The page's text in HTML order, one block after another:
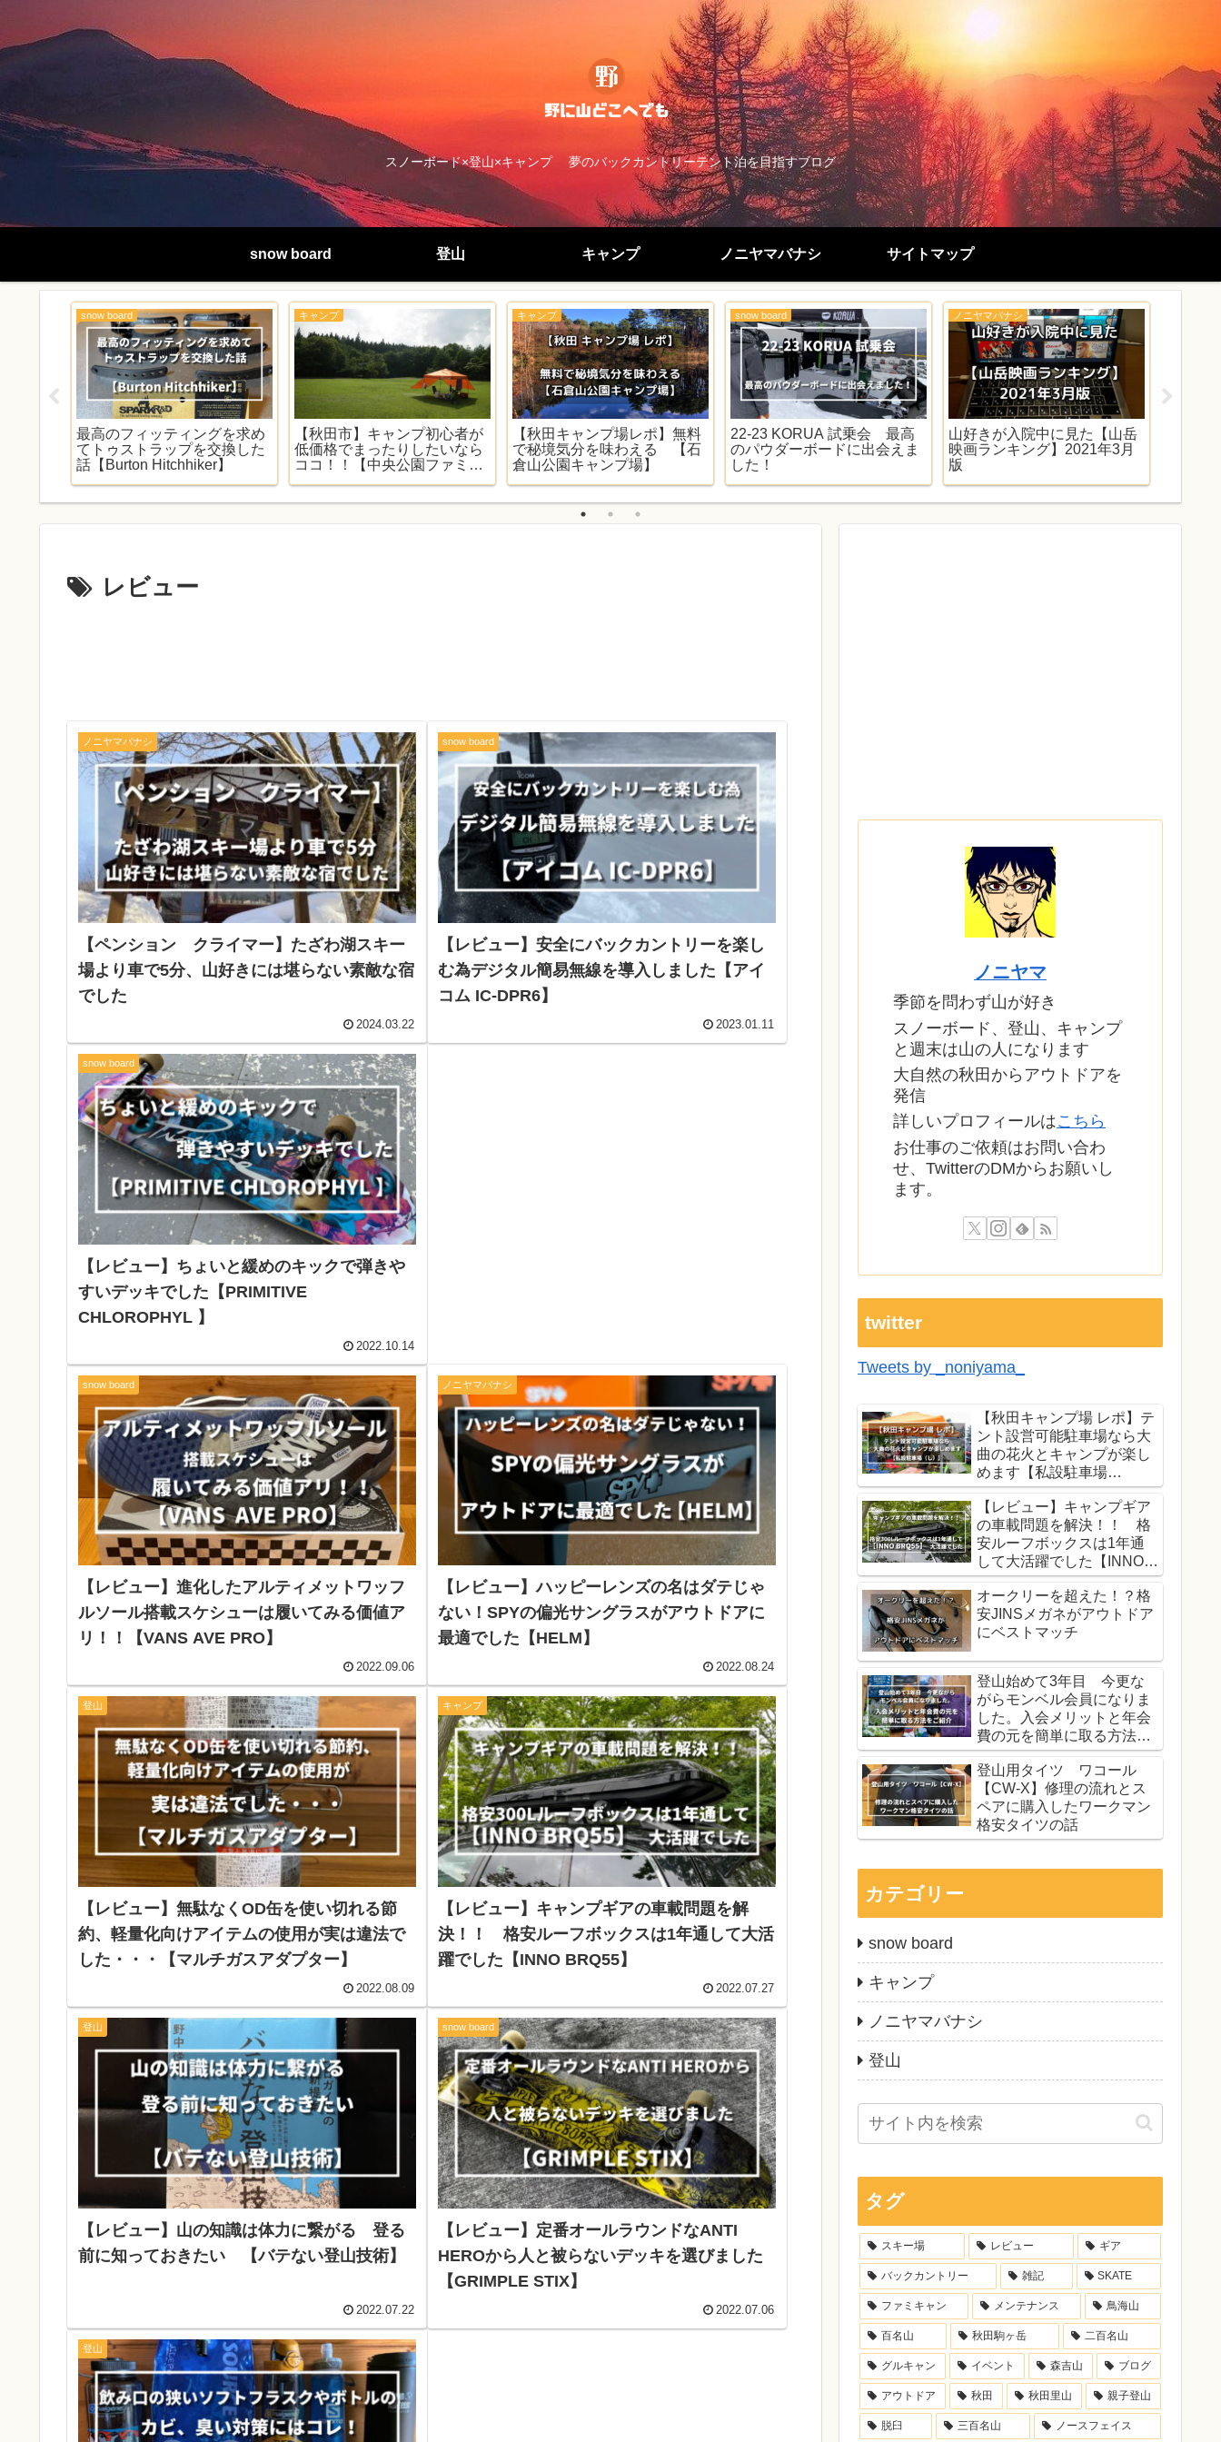
スノーボード×登山×キャンプ 夢のバックカントリーテント泊を目指すブログ
snow board 登山 キャンプ ノニヤマバナシ サイトマップ
snow board
最高のフィッティングを求め
てトゥストラップを交換した
話【Burton Hitchhiker】
キャンプ
【秋田市】キャンプ初心者が
低価格でまったりしたいなら
ココ！！【中央公園ファミリ
キャンプ
【秋田キャンプ場レポ】無料
で秘境気分を味わえる 【石
倉山公園キャンプ場】
snow board
22-23 KORUA 試乗会 最高
のパウダーボードに出会えま
した！
ノニヤマバナシ
山好きが入院中に見た【山岳
映画ランキング】2021年3月
版
レビュー
ノニヤマバナシ
【ペンション クライマー】たざわ湖スキー
場より車で5分、山好きには堪らない素敵な宿
でした
2024.03.22
snow board
【レビュー】安全にバックカントリーを楽し
む為デジタル簡易無線を導入しました【アイ
コム IC-DPR6】
2023.01.11
snow board
【レビュー】ちょいと緩めのキックで弾きや
すいデッキでした【PRIMITIVE
CHLOROPHYL 】
2022.10.14
snow board
【レビュー】進化したアルティメットワッフ
ルソール搭載スケシューは履いてみる価値ア
リ！！【VANS AVE PRO】
2022.09.06
ノニヤマバナシ
【レビュー】ハッピーレンズの名はダテじゃ
ない！SPYの偏光サングラスがアウトドアに
最適でした【HELM】
2022.08.24
登山
【レビュー】無駄なくOD缶を使い切れる節
約、軽量化向けアイテムの使用が実は違法で
した・・・【マルチガスアダプター】
2022.08.09
キャンプ
【レビュー】キャンプギアの車載問題を解
決！！ 格安ルーフボックスは1年通して大活
躍でした【INNO BRQ55】
2022.07.27
登山
【レビュー】山の知識は体力に繋がる 登る
前に知っておきたい 【バテない登山技術】
2022.07.22
snow board
【レビュー】定番オールラウンドなANTI
HEROから人と被らないデッキを選びました
【GRIMPLE STIX】
2022.07.06
登山
ノニヤマ
季節を問わず山が好き
スノーボード、登山、キャンプ
と週末は山の人になります
大自然の秋田からアウトドアを
発信
詳しいプロフィールはこちら
お仕事のご依頼はお問い合わ
せ、TwitterのDMからお願いし
ます。
twitter
Tweets by _noniyama_
【秋田キャンプ場 レポ】テ
ント設営可能駐車場なら大
曲の花火とキャンプが楽し
めます【私設駐車場
（し）】
【レビュー】キャンプギア
の車載問題を解決！！ 格
安ルーフボックスは1年通
して大活躍でした【INNO
BRQ55】
オークリーを超えた！？格
安JINSメガネがアウトドア
にベストマッチ
登山始めて3年目 今更な
がらモンベル会員になりま
した。入会メリットと年会
費の元を簡単に取る方法を
ご紹介
登山用タイツ ワコール
【CW-X】修理の流れとス
ペアに購入したワークマン
格安タイツの話
カテゴリー
snow board
キャンプ
ノニヤマバナシ
登山
タグ
スキー場 レビュー ギア
バックカントリー 雑記 SKATE
ファミキャン メンテナンス 鳥海山
百名山 秋田駒ヶ岳 二百名山
グルキャン イベント 森吉山 ブログ
アウトドア 秋田 秋田里山 親子登山
脱臼 三百名山 ノースフェイス